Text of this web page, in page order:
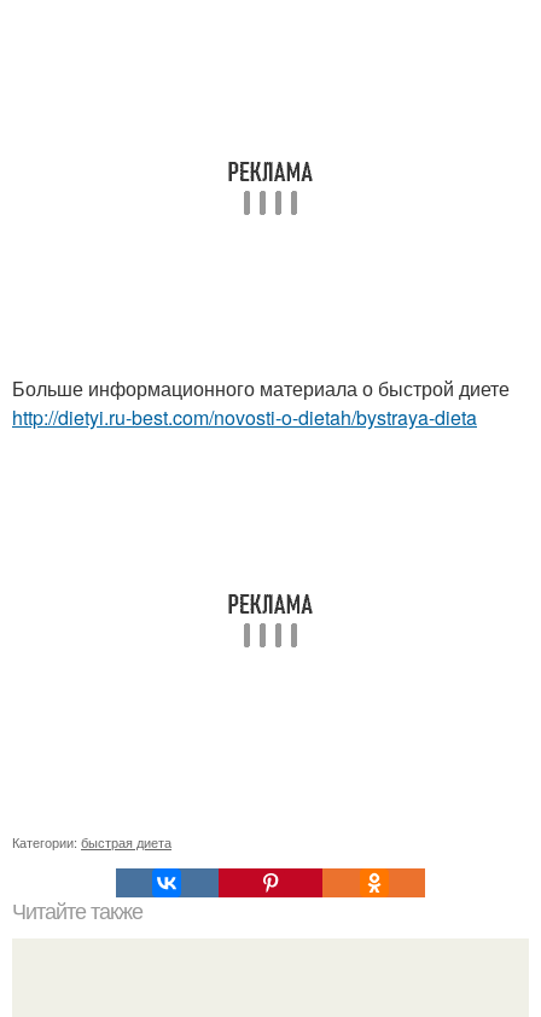
Больше информационного материала о быстрой диете
http://dietyi.ru-best.com/novosti-o-dietah/bystraya-dieta
Категории: быстрая диета
Читайте также